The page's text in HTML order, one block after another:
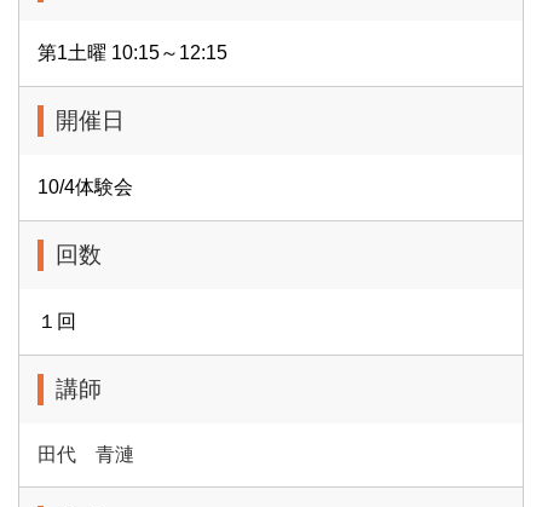
第1土曜 10:15～12:15
開催日
10/4体験会
回数
１回
講師
田代 青漣